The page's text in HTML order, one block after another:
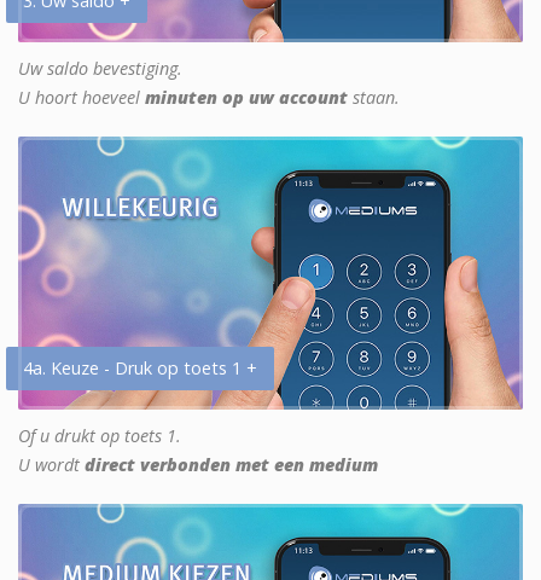
Uw saldo bevestiging.
U hoort hoeveel minuten op uw account staan.
4a. Keuze - Druk op toets 1 +
Of u drukt op toets 1.
U wordt direct verbonden met een medium